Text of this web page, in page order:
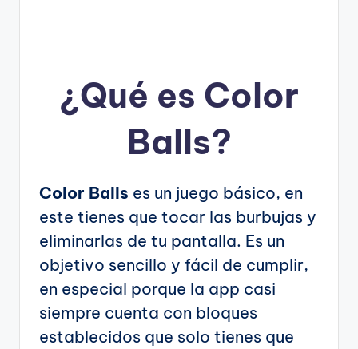
¿Qué es Color
Balls?
Color Balls es un juego básico, en
este tienes que tocar las burbujas y
eliminarlas de tu pantalla. Es un
objetivo sencillo y fácil de cumplir,
en especial porque la app casi
siempre cuenta con bloques
establecidos que solo tienes que